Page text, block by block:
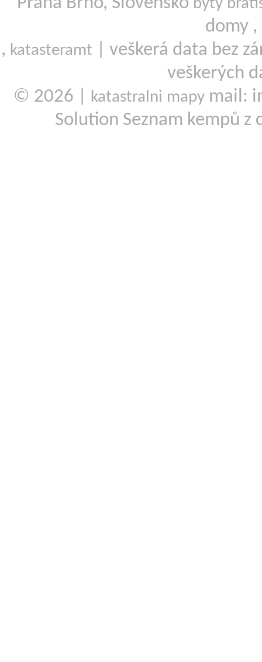
byty
domy ,
, katasteramt
| veškerá data bez
veškerých
© 2026 |
katastralni mapy mail:
Solution Seznam kempů z